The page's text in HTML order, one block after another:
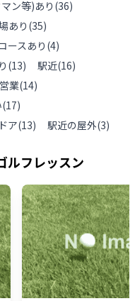
ン等)あり (36)
あり(35)
ースあり (4)
(13) 駅近(16)
業(14)
(17)
ア(13) 駅近の屋外(3)
ルフレッスン